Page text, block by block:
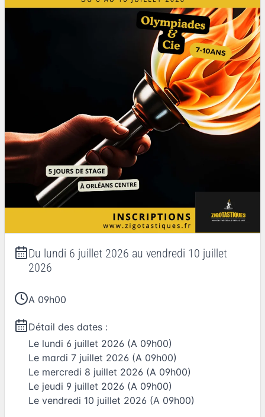
Du lundi 6 juillet 2026 au vendredi 10 juillet
2026
A 09h00
Détail des dates :
Le lundi 6 juillet 2026 (A 09h00)
Le mardi 7 juillet 2026 (A 09h00)
Le mercredi 8 juillet 2026 (A 09h00)
Le jeudi 9 juillet 2026 (A 09h00)
Le vendredi 10 juillet 2026 (A 09h00)